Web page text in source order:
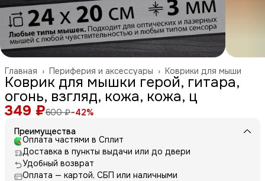
Коврики для мыши
Периферия и аксессуары ›
Главная ›
Коврик для мышки герой, гитара,
огонь, взгляд, кожа, кожа, ц
349 ₽600 ₽−42%
Преимущества
Оплата частями в Сплит
Доставка в пункты выдачи или до двери
Удобный возврат
Оплата — картой, СБП или наличными